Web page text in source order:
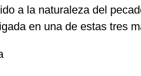
a la naturalezadel
en una de estas tres